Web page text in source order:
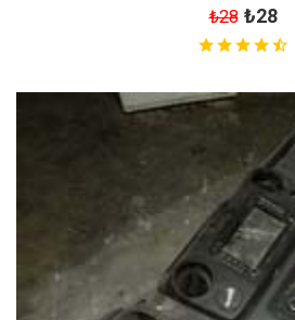
₺28 ₺28